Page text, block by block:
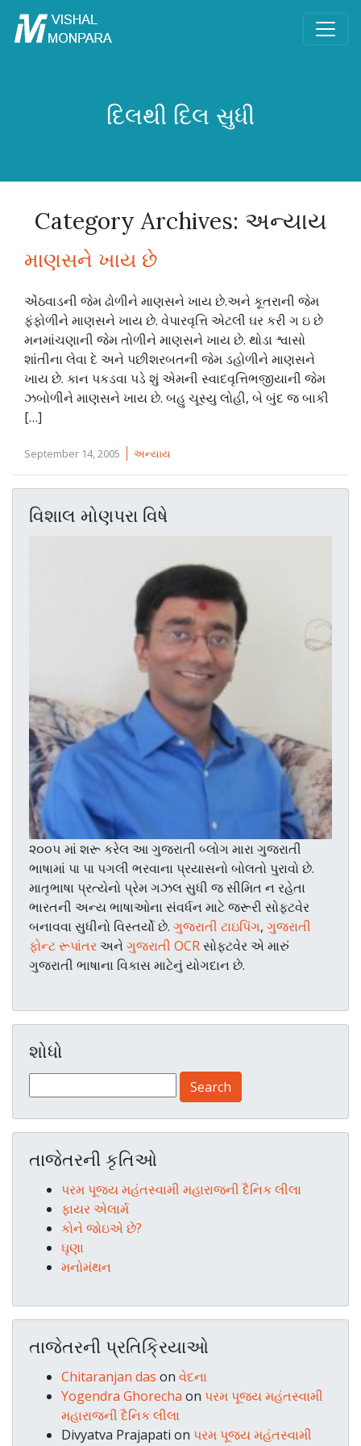
દિલથી દિલ સુધી
Category Archives: અન્યાય
માણસને ખાય છે
એંઠવાડની જેમ ઢોળીને માણસને ખાય છે.અને કૂતરાની જેમ
ફંફોળીને માણસને ખાય છે. વેપારવૃત્તિ એટલી ઘર કરી ગ ઇ છે
મનમાંચણાની જેમ તોળીને માણસને ખાય છે. થોડા શ્વાસો
શાંતીના લેવા દે અને પછીશરબતની જેમ ડહોળીને માણસને
ખાય છે. કાન પકડવા પડે શું એમની સ્વાદવૃત્તિભજીયાની જેમ
ઝબોળીને માણસને ખાય છે. બહુ ચૂસ્યુ લોહી, બે બુંદ જ બાકી
[…]
September 14, 2005 અન્યાય
વિશાલ મોણપરા વિષે
૨૦૦૫ માં શરૂ કરેલ આ ગુજરાતી બ્લોગ મારા ગુજરાતી
ભાષામાં પા પા પગલી ભરવાના પ્રયાસનો બોલતો પુરાવો છે.
માતૃભાષા પ્રત્યેનો પ્રેમ ગઝલ સુધી જ સીમિત ન રહેતા
ભારતની અન્ય ભાષાઓના સંવર્ધન માટે જરૂરી સોફ્ટવેર
બનાવવા સુધીનો વિસ્તર્યો છે. ગુજરાતી ટાઇપિંગ, ગુજરાતી
ફોન્ટ રૂપાંતરઅને ગુજરાતી OCRસોફ્ટવેર એ મારું
ગુજરાતી ભાષાના વિકાસ માટેનું યોગદાન છે.
શોધો
તાજેતરની કૃતિઓ
પરમ પૂજ્ય મહંતસ્વામી મહારાજની દૈનિક લીલા
ફાયર એલાર્મ
કોને જોઇએ છે?
ઘૃણા
મનોમંથન
તાજેતરની પ્રતિક્રિયાઓ
Chitaranjan das on વેદના
Yogendra Ghorecha on પરમ પૂજ્ય મહંતસ્વામી
મહારાજની દૈનિક લીલા
Divyatva Prajapati on પરમ પૂજ્ય મહંતસ્વામી